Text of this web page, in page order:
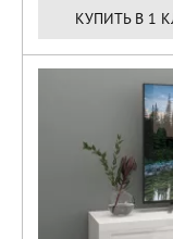
КУПИТЬ В 1